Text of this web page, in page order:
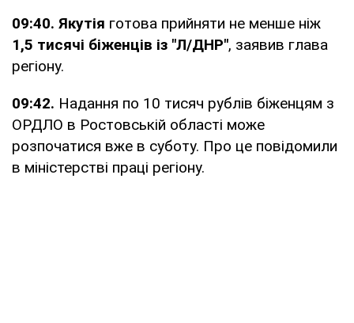
09:40. Якутія готова прийняти не менше ніж
1,5 тисячі біженців із "Л/ДНР", заявив глава
регіону.
09:42. Надання по 10 тисяч рублів біженцям з
ОРДЛО в Ростовській області може
розпочатися вже в суботу. Про це повідомили
в міністерстві праці регіону.